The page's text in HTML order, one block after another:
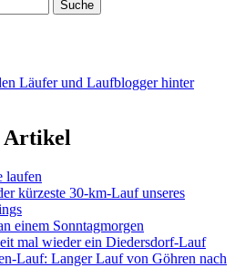
Läufer und Laufblogger hinter
Artikel
laufen
kürzeste 30-km-Lauf unseres
einem Sonntagmorgen
mal wieder ein Diedersdorf-Lauf
Lauf: Langer Lauf von Göhren nach